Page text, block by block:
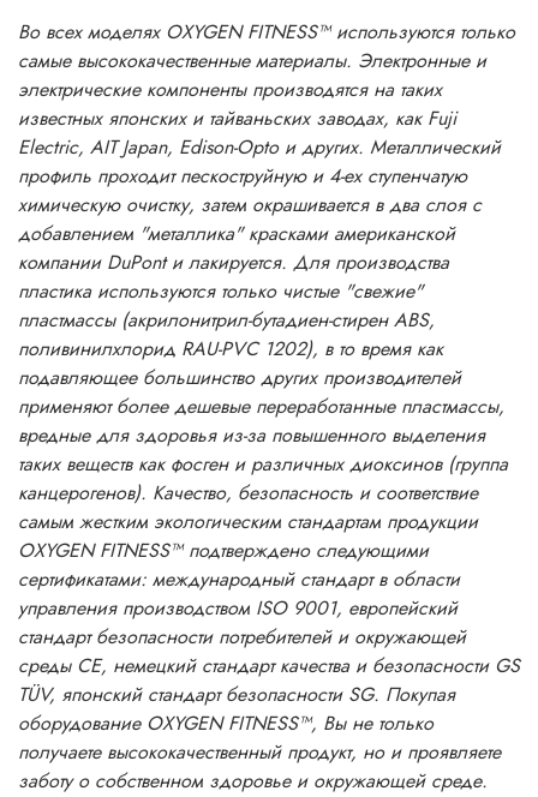
Во всех моделях OXYGEN FITNESS™ используются только
самые высококачественные материалы. Электронные и
электрические компоненты производятся на таких
известных японских и тайваньских заводах, как Fuji
Electric, AIT Japan, Edison-Opto и других. Металлический
профиль проходит пескоструйную и 4-ех ступенчатую
химическую очистку, затем окрашивается в два слоя с
добавлением "металлика" красками американской
компании DuPont и лакируется. Для производства
пластика используются только чистые "свежие"
пластмассы (акрилонитрил-бутадиен-стирен ABS,
поливинилхлорид RAU-PVC 1202), в то время как
подавляющее большинство других производителей
применяют более дешевые переработанные пластмассы,
вредные для здоровья из-за повышенного выделения
таких веществ как фосген и различных диоксинов (группа
канцерогенов). Качество, безопасность и соответствие
самым жестким экологическим стандартам продукции
OXYGEN FITNESS™ подтверждено следующими
сертификатами: международный стандарт в области
управления производством ISO 9001, европейский
стандарт безопасности потребителей и окружающей
среды CE, немецкий стандарт качества и безопасности GS
TÜV, японский стандарт безопасности SG. Покупая
оборудование OXYGEN FITNESS™, Вы не только
получаете высококачественный продукт, но и проявляете
заботу о собственном здоровье и окружающей среде.